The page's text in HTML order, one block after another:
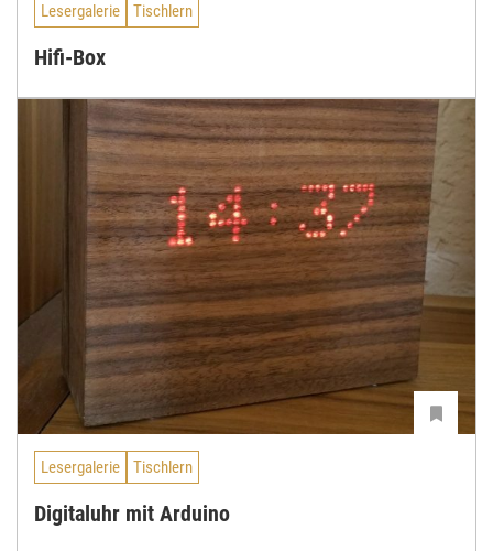
Lesergalerie Tischlern
Hifi-Box
Lesergalerie Tischlern
Digitaluhr mit Arduino